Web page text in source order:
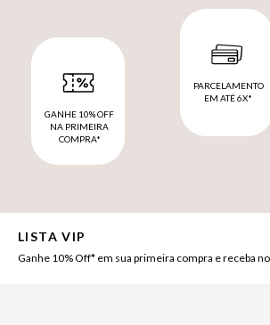
GANHE 10% OFF
NA PRIMEIRA
COMPRA*
PARCELAMENTO
EM ATÉ 6X*
LISTA VIP
Ganhe 10% Off* em sua primeira compra e receba